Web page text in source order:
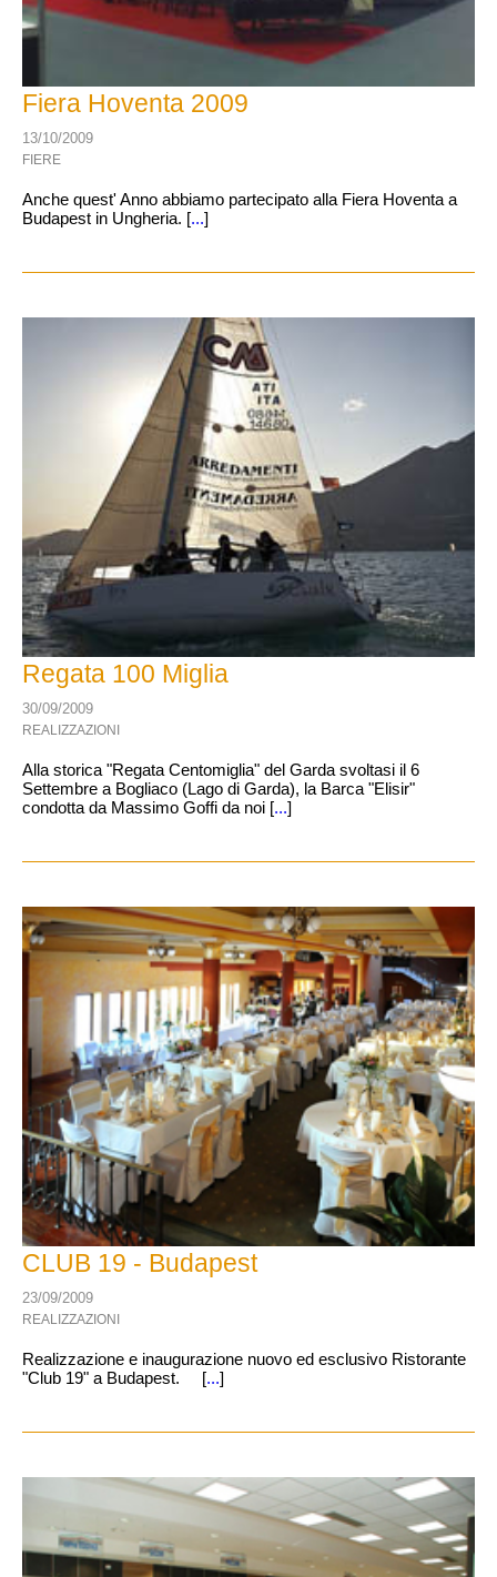
Fiera Hoventa 2009
13/10/2009
FIERE
Anche quest' Anno abbiamo partecipato alla Fiera Hoventa a
Budapest in Ungheria. [...]
Regata 100 Miglia
30/09/2009
REALIZZAZIONI
Alla storica "Regata Centomiglia" del Garda svoltasi il 6
Settembre a Bogliaco (Lago di Garda), la Barca "Elisir"
condotta da Massimo Goffi da noi [...]
CLUB 19 - Budapest
23/09/2009
REALIZZAZIONI
Realizzazione e inaugurazione nuovo ed esclusivo Ristorante
"Club 19" a Budapest. [...]